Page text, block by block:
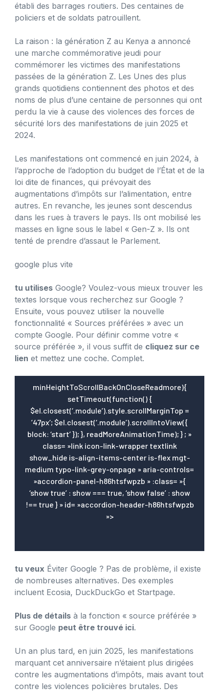
établi des barrages routiers. Des centaines de
policiers et de soldats patrouillent.
La raison : la génération Z au Kenya a annoncé
une marche commémorative jeudi pour
commémorer les victimes des manifestations
passées de la génération Z. Les Unes des plus
grands quotidiens contiennent des photos et des
noms de plus d’une centaine de personnes qui ont
perdu la vie à cause des violences des forces de
sécurité lors des manifestations de juin 2025 et
2024.
Les manifestations ont commencé en juin 2024, à
l’approche de l’adoption du budget de l’État et de la
loi dite de finances, qui prévoyait des
augmentations d’impôts sur l’alimentation, entre
autres. En revanche, les jeunes sont descendus
dans les rues à travers le pays. Ils ont mobilisé les
masses en ligne sous le label « Gen-Z ». Ils ont
tenté de prendre d’assaut le Parlement.
google plus vite
tu utilises Google? Voulez-vous mieux trouver les
textes lorsque vous recherchez sur Google ?
Ensuite, vous pouvez utiliser la nouvelle
fonctionnalité « Sources préférées » avec un
compte Google. Pour définir comme votre «
source préférée », il vous suffit de cliquez sur ce
lien et mettez une coche. Complet.
minHeightToScrollBackOnCloseReadmore){
setTimeout(function() {
$el.closest(‘.module’).style.scrollMarginTop =
’47px’; $el.closest(‘.module’).scrollIntoView({
block: ‘start’ }); }, readMoreAnimationTime); } ; »
class= »link icon-link-wrapper textlink
show_hide is-align-items-center is-flex mgt-
medium typo-link-grey-onpage » aria-controls=
»accordion-panel-h86htsfwpzb » :class= »{
‘show true’ : show === true, ‘show false’ : show
!== true } » id= »accordion-header-h86htsfwpzb
»>
tu veux Éviter Google ? Pas de problème, il existe
de nombreuses alternatives. Des exemples
incluent Ecosia, DuckDuckGo et Startpage.
Plus de détails à la fonction « source préférée »
sur Google peut être trouvé ici.
Un an plus tard, en juin 2025, les manifestations
marquant cet anniversaire n’étaient plus dirigées
contre les augmentations d’impôts, mais avant tout
contre les violences policières brutales. Des